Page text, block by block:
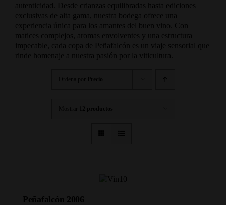
autenticidad. Desde crianzas equilibradas hasta ediciones
exclusivas de alta gama, nuestra bodega ofrece una
experiencia única para los amantes del buen vino. Con
matices complejos, aromas envolventes y una estructura
impecable, cada copa de Peñafalcón es un viaje sensorial que
rinde homenaje a nuestra pasión por la viticultura.
Ordena por Precio
Mostrar 12 productos
Peñafalcón 2006